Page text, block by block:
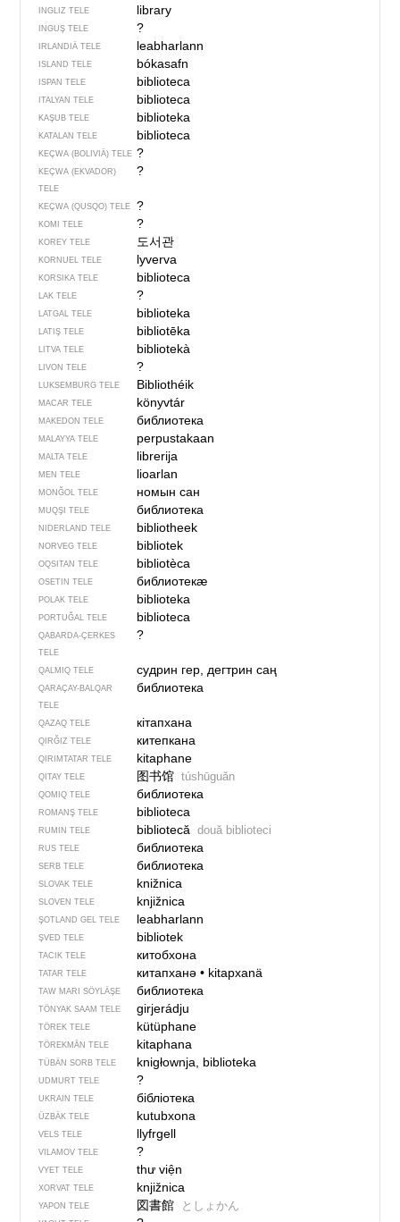
INGLIZ TELE library
INGUŞ TELE ?
IRLANDIÄ TELE leabharlann
ISLAND TELE bókasafn
ISPAN TELE biblioteca
ITALYAN TELE biblioteca
KAŞUB TELE biblioteka
KATALAN TELE biblioteca
KEÇWA (BOLIVIÄ) TELE ?
KEÇWA (EKVADOR)
TELE
?
KEÇWA (QUSQO) TELE ?
KOMI TELE ?
KOREY TELE 도서관
KORNUEL TELE lyverva
KORSIKA TELE biblioteca
LAK TELE ?
LATGAL TELE biblioteka
LATIŞ TELE bibliotēka
LITVA TELE bibliotekà
LIVON TELE ?
LUKSEMBURG TELE Bibliothéik
MACAR TELE könyvtár
MAKEDON TELE библиотека
MALAYYA TELE perpustakaan
MALTA TELE librerija
MEN TELE lioarlan
MONĞOL TELE номын сан
MUQŞI TELE библиотека
NIDERLAND TELE bibliotheek
NORVEG TELE bibliotek
OQSITAN TELE bibliotèca
OSETIN TELE библиотекӕ
POLAK TELE biblioteka
PORTUĞAL TELE biblioteca
QABARDA-ÇERKES
TELE
?
QALMIQ TELE судрин гер, дегтрин саң
QARAÇAY-BALQAR
TELE
библиотека
QAZAQ TELE кітапхана
QIRĞIZ TELE китепкана
QIRIMTATAR TELE kitaphane
QITAY TELE 图书馆 túshūguǎn
QOMIQ TELE библиотека
ROMANŞ TELE biblioteca
RUMIN TELE bibliotecă două biblioteci
RUS TELE библиотека
SERB TELE библиотека
SLOVAK TELE knižnica
SLOVEN TELE knjižnica
ŞOTLAND GEL TELE leabharlann
ŞVED TELE bibliotek
TACIK TELE китобхона
TATAR TELE китапханә• kitapxanä
TAW MARI SÖYLÄŞE библиотека
TÖNYAK SAAM TELE girjerádju
TÖREK TELE kütüphane
TÖREKMÄN TELE kitaphana
TÜBÄN SORB TELE knigłownja, biblioteka
UDMURT TELE ?
UKRAIN TELE бібліотека
ÜZBÄK TELE kutubxona
VELS TELE llyfrgell
VILAMOV TELE ?
VYET TELE thư viện
XORVAT TELE knjižnica
YAPON TELE 図書館 としょかん